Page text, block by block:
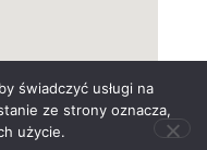
świadczyć usługi na
ze strony oznacza,
użycie.